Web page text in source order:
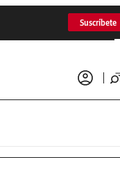
Suscríbete